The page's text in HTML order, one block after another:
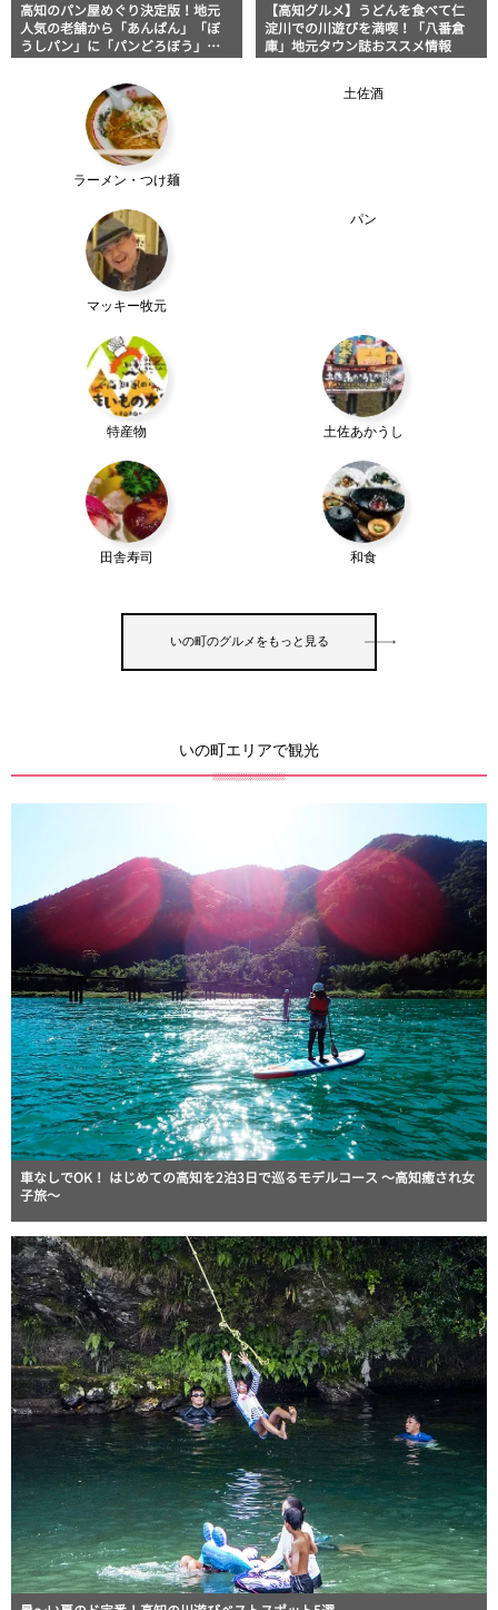
高知のパン屋めぐり決定版！地元
人気の老舗から「あんぱん」「ぼ
うしパン」に「パンどろぼう」モ
【高知グルメ】うどんを食べて仁
淀川での川遊びを満喫！「八番倉
庫」地元タウン誌おススメ情報
ラーメン・つけ麺
土佐酒
マッキー牧元
パン
特産物 土佐あかうし
田舎寿司 和食
いの町のグルメをもっと見る
いの町エリアで観光
車なしでOK！ はじめての高知を2泊3日で巡るモデルコース 〜高知癒され女
子旅〜